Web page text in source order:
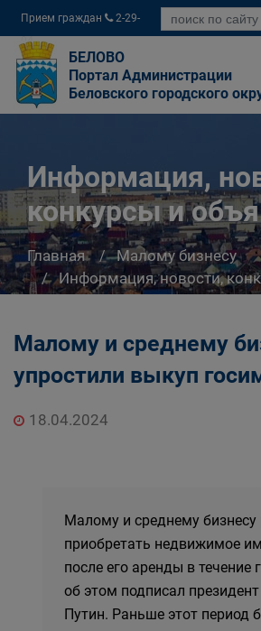
Прием граждан
2-29-
04
БЕЛОВО
Портал Администрации
Беловского городского
Информация,
конкурсы и
Главная
Малому бизнесу
Информация, новости,
Малому и среднему
упростили выкуп
18.04.2024
Малому и среднему
приобретать недвижимое
после его аренды в течение
об этом подписал
Путин. Раньше этот период